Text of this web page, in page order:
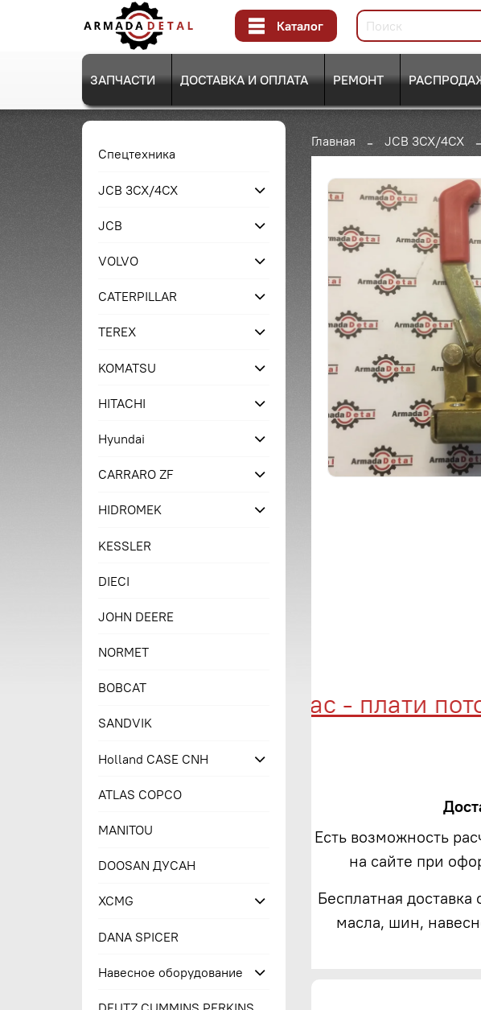
Каталог
ЗАПЧАСТИ ДОСТАВКА И ОПЛАТА РЕМОНТ
Главная JCB 3CX/4CX
Купи сейчас - плати потом
Есть возможность
на сайте при
Бесплатная
масла, шин,
Спецтехника
JCB 3CX/4CX
JCB
VOLVO
CATERPILLAR
TEREX
KOMATSU
HITACHI
Hyundai
CARRARO ZF
HIDROMEK
KESSLER
DIECI
JOHN DEERE
NORMET
BOBCAT
SANDVIK
Holland CASE CNH
ATLAS COPCO
MANITOU
DOOSAN ДУСАН
XCMG
DANA SPICER
Навесное оборудование